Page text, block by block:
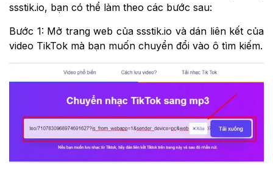
ssstik.io, bạn có thể làm theo các bước sau:
Bước 1: Mở trang web của ssstik.io và dán liên kết của
video TikTok mà bạn muốn chuyển đổi vào ô tìm kiếm.